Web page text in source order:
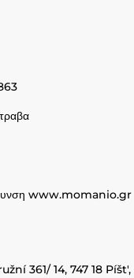
www.momanio.gr
361/ 14, 747 18